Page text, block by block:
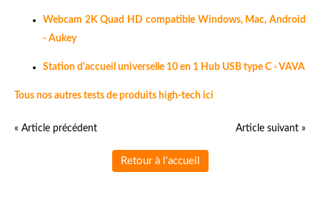
Webcam 2K Quad HD compatible Windows, Mac, Android
- Aukey
Station d'accueil universelle 10 en 1 Hub USB type C - VAVA
Tous nos autres tests de produits high-tech ici
« Article précédent Article suivant »
Retour à l'accueil